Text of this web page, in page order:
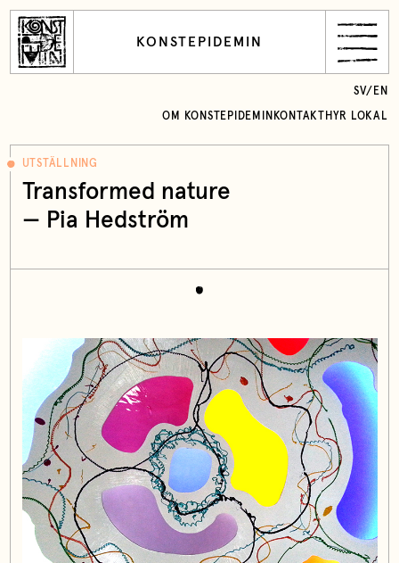
KONSTEPIDEMIN
OM KONSTEPIDEMIN KONTAKT HYR LOKAL
SV/ EN
UTSTÄLLNING
Transformed nature
— Pia Hedström